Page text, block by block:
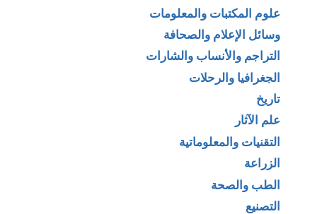
علوم المكتبات والمعلومات
وسائل الإعلام والصحافة
التراجم والأنساب والشارات
الجغرافيا والرحلات
تاريخ
علم الآثار
التقنيات والمعلوماتية
الزراعة
الطب والصحة
التصنيع